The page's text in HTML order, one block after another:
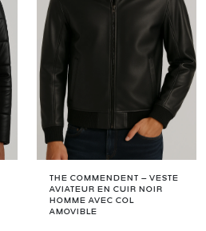
THE COMMENDENT – VESTE
AVIATEUR EN CUIR NOIR
HOMME AVEC COL
AMOVIBLE